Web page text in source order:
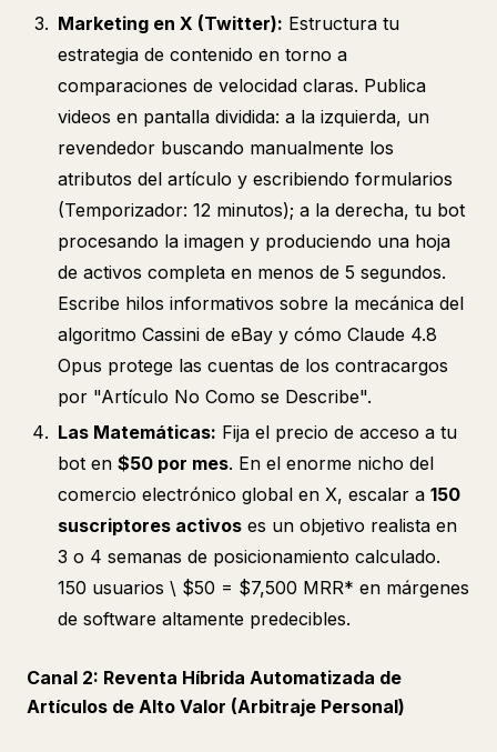
Marketing en X (Twitter): Estructura tu
estrategia de contenido en torno a
comparaciones de velocidad claras. Publica
videos en pantalla dividida: a la izquierda, un
revendedor buscando manualmente los
atributos del artículo y escribiendo formularios
(Temporizador: 12 minutos); a la derecha, tu bot
procesando la imagen y produciendo una hoja
de activos completa en menos de 5 segundos.
Escribe hilos informativos sobre la mecánica del
algoritmo Cassini de eBay y cómo Claude 4.8
Opus protege las cuentas de los contracargos
por "Artículo No Como se Describe".
Las Matemáticas: Fija el precio de acceso a tu
bot en $50 por mes. En el enorme nicho del
comercio electrónico global en X, escalar a 150
suscriptores activos es un objetivo realista en
3 o 4 semanas de posicionamiento calculado.
150 usuarios \ $50 = $7,500 MRR* en márgenes
de software altamente predecibles.
Canal 2: Reventa Híbrida Automatizada de
Artículos de Alto Valor (Arbitraje Personal)